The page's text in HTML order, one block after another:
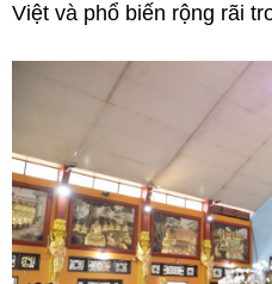
Việt và phổ biến rộng rãi